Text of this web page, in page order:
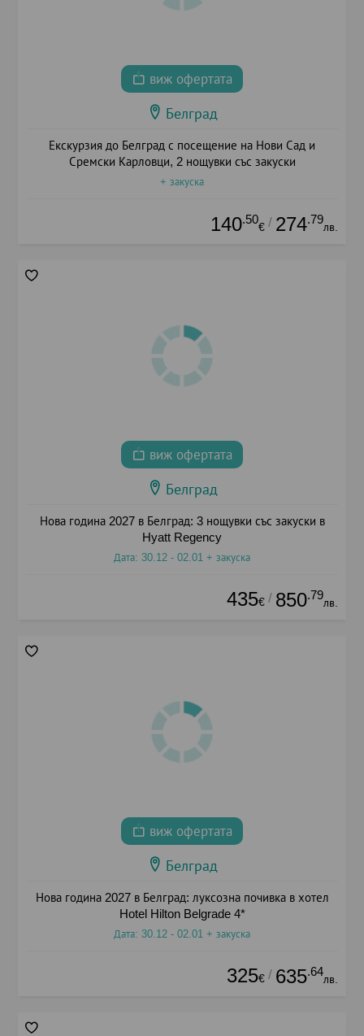
виж офертата
Белград
Екскурзия до Белград с посещение на Нови Сад и
Сремски Карловци, 2 нощувки със закуски
+ закуска
140.50
€ / 274.79
лв.
виж офертата
Белград
Нова година 2027 в Белград: 3 нощувки със закуски в
Hyatt Regency
Дата: 30.12 - 02.01 + закуска
435€ / 850.79
лв.
виж офертата
Белград
Нова година 2027 в Белград: луксозна почивка в хотел
Hotel Hilton Belgrade 4*
Дата: 30.12 - 02.01 + закуска
325€ / 635.64
лв.